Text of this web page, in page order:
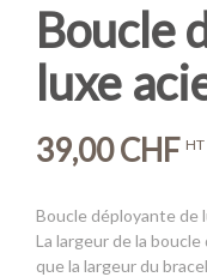
Boucle
luxe
39,00 CHF HT
Boucle déployante de
La largeur de la
que la largeur du